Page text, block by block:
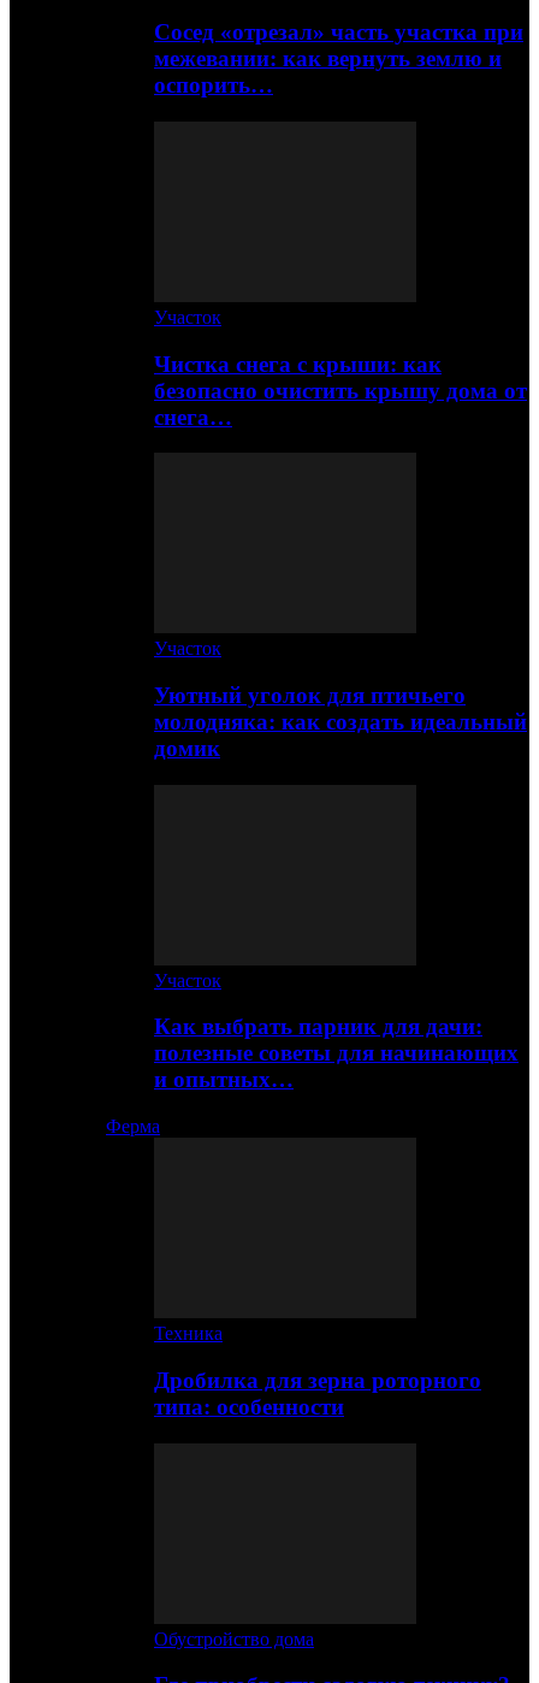
Сосед «отрезал» часть участка при
межевании: как вернуть землю и
оспорить…
Участок
Чистка снега с крыши: как
безопасно очистить крышу дома от
снега…
Участок
Уютный уголок для птичьего
молодняка: как создать идеальный
домик
Участок
Как выбрать парник для дачи:
полезные советы для начинающих
и опытных…
Ферма
Техника
Дробилка для зерна роторного
типа: особенности
Обустройство дома